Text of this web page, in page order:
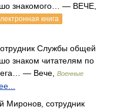
знакомого… — ВЕЧЕ,
книга
Службы общей
знаком читателям по
— Вече,
Военные
Миронов, сотрудник